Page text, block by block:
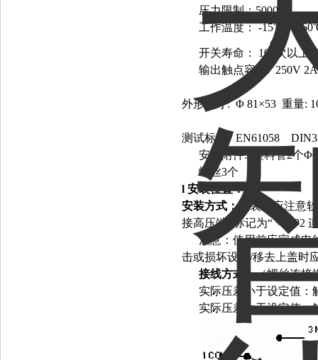
压力限制：5000pa
工作温度： -15℃～
开关寿命： 10
6
次以上
输出触点容量: 250V
外形尺寸: Φ 81×53 重量:
测试标准: EN61058
安装附件: 塑料管2个
螺丝3个
l 安装位置：
安装方式： 安装时应注意
接高压端 (标记为“ +") P2
注意：使用前应完成电
击或损坏设备/移去上盖时
接线方式：（螺丝连接
实际压差小于设定值：
实际压差大于设定值：